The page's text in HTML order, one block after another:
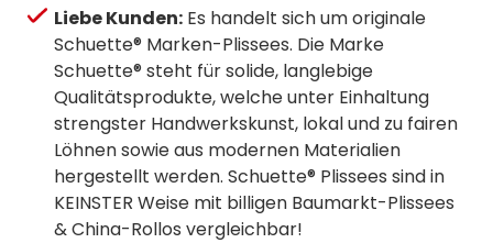
Liebe Kunden: Es handelt sich um originale
Schuette® Marken-Plissees. Die Marke
Schuette® steht für solide, langlebige
Qualitätsprodukte, welche unter Einhaltung
strengster Handwerkskunst, lokal und zu fairen
Löhnen sowie aus modernen Materialien
hergestellt werden. Schuette® Plissees sind in
KEINSTER Weise mit billigen Baumarkt-Plissees
& China-Rollos vergleichbar!